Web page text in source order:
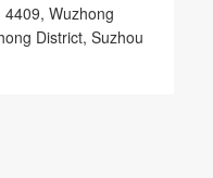
Wuzhong
District, Suzhou